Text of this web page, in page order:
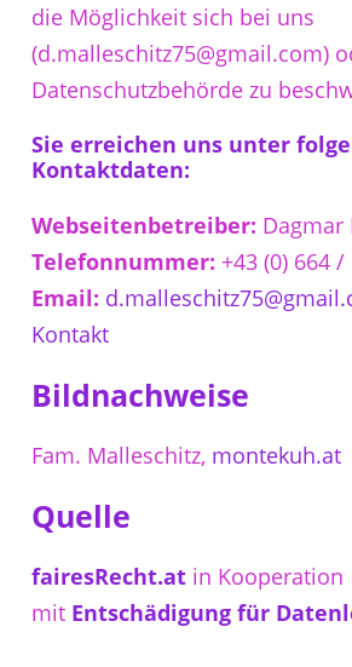
die Möglichkeit sich bei uns
(d.malleschitz75@gmail.com)
Datenschutzbehörde zu
Sie erreichen uns unter
Kontaktdaten:
Webseitenbetreiber: Dagmar
Telefonnummer: +43 (0) 664
Email:
Kontakt
Bildnachweise
Fam. Malleschitz, montekuh.at
Quelle
fairesRecht.at in Kooperation
mit Entschädigung für